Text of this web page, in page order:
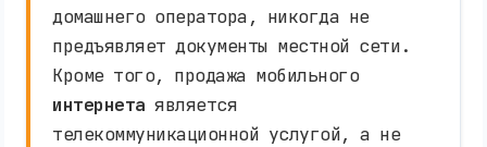
домашнего оператора, никогда не
предъявляет документы местной сети.
Кроме того, продажа мобильного
интернета является
телекоммуникационной услугой, а не